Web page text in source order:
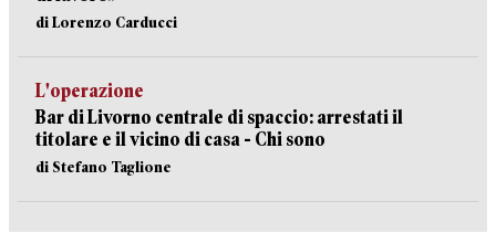
di Lorenzo Carducci
L'operazione
Bar di Livorno centrale di spaccio: arrestati il
titolare e il vicino di casa - Chi sono
di Stefano Taglione